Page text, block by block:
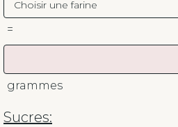
=
grammes
Sucres: